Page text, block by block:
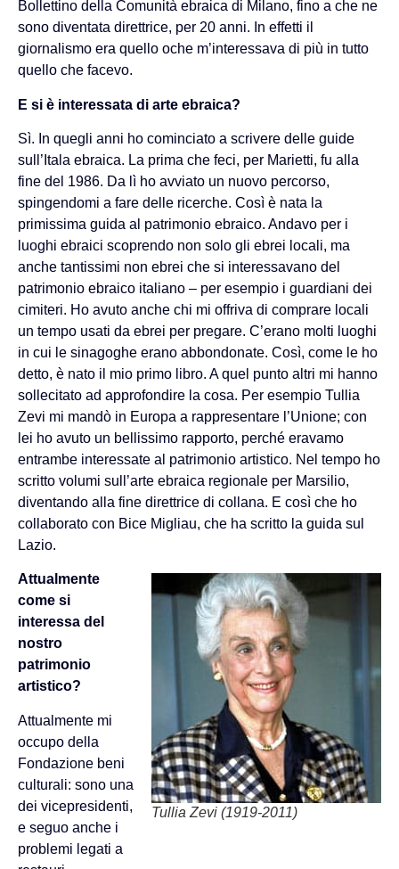
Bollettino della Comunità ebraica di Milano, fino a che ne
sono diventata direttrice, per 20 anni. In effetti il
giornalismo era quello oche m’interessava di più in tutto
quello che facevo.
E si è interessata di arte ebraica?
Sì. In quegli anni ho cominciato a scrivere delle guide
sull’Itala ebraica. La prima che feci, per Marietti, fu alla
fine del 1986. Da lì ho avviato un nuovo percorso,
spingendomi a fare delle ricerche. Così è nata la
primissima guida al patrimonio ebraico. Andavo per i
luoghi ebraici scoprendo non solo gli ebrei locali, ma
anche tantissimi non ebrei che si interessavano del
patrimonio ebraico italiano – per esempio i guardiani dei
cimiteri. Ho avuto anche chi mi offriva di comprare locali
un tempo usati da ebrei per pregare. C’erano molti luoghi
in cui le sinagoghe erano abbondonate. Così, come le ho
detto, è nato il mio primo libro. A quel punto altri mi hanno
sollecitato ad approfondire la cosa. Per esempio Tullia
Zevi mi mandò in Europa a rappresentare l’Unione; con
lei ho avuto un bellissimo rapporto, perché eravamo
entrambe interessate al patrimonio artistico. Nel tempo ho
scritto volumi sull’arte ebraica regionale per Marsilio,
diventando alla fine direttrice di collana. E così che ho
collaborato con Bice Migliau, che ha scritto la guida sul
Lazio.
Tullia Zevi (1919-2011)
Attualmente
come si
interessa del
nostro
patrimonio
artistico?
Attualmente mi
occupo della
Fondazione beni
culturali: sono una
dei vicepresidenti,
e seguo anche i
problemi legati a